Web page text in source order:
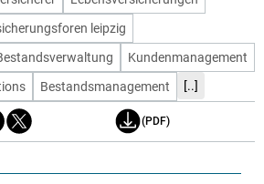
leipzig
Kundenmanagement
Bestandsmanagement [..]
(PDF)